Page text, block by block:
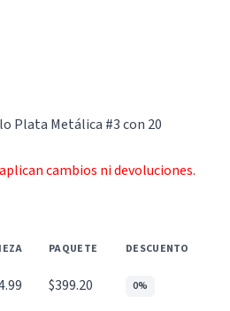
Plata Metálica #3 con 20
cambios ni devoluciones.
PAQUETE DESCUENTO
$399.20 0%